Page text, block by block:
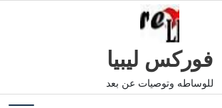
فوركس ليبيا
للوساطه وتوصيات عن بعد